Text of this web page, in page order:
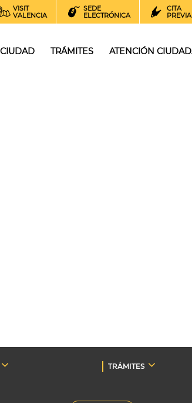
VISIT
VALENCIA
SEDE
ELECTRÓNICA
CITA
PREVIA
TRÁMITES ATENCIÓN
TRÁMITES